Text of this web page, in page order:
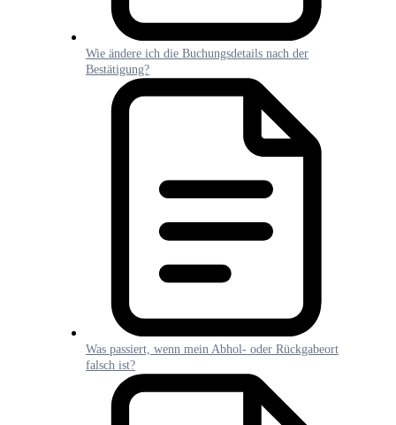
Wie ändere ich die Buchungsdetails nach der
Bestätigung?
Was passiert, wenn mein Abhol- oder Rückgabeort
falsch ist?